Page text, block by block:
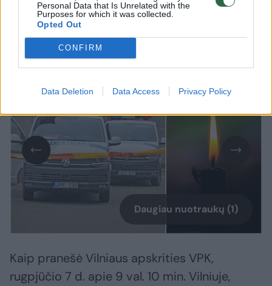
Personal Data that Is Unrelated with the
Purposes for which it was collected.
Opted Out
CONFIRM
Data Deletion Data Access Privacy Policy
aplinkybes. Kūnas buvo rastas
automobilyje „Alfa Romeo“ stoties rajone.
Policija vis dar tikslina moters tapatybę.
Daugiau nuotraukų (1)
Kaip pranešė Vilniaus apskrities VPK,
rugpjūčio 7 d. apie 9 val. 10 min. Vilniuje,